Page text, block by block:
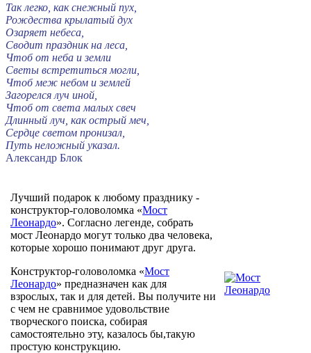
Так легко, как снежный пух,
Рождества крылатый дух
Озаряет небеса,
Сводит праздник на леса,
Чтоб от неба и земли
Светы встретиться могли,
Чтоб меж небом и землей
Загорелся луч иной,
Чтоб от света малых свеч
Длинный луч, как острый меч,
Сердце светом пронизал,
Путь неложный указал.
Александр Блок
Лучший подарок к любому празднику -
конструктор-головоломка «Мост
Леонардо». Согласно легенде, собрать
мост Леонардо могут только два человека,
которые хорошо понимают друг друга.
Конструктор-головоломка «Мост
Леонардо» предназначен как для
взрослых, так и для детей. Вы получите ни
с чем не сравнимое удовольствие
творческого поиска, собирая
самостоятельно эту, казалось бы,такую
простую конструкцию.